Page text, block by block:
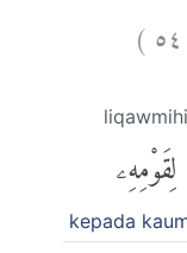
٥٤)
liqawmihi
لِقَوْمِهِۦ
kepada